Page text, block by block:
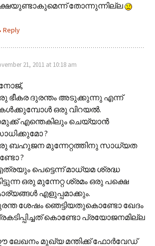
തോന്നുന്നില്ല
Reply
21, 2011 at 10:18 am
ഭീകര ദുരന്തം അടുക്കുന്നു എന്ന്
ഒരു വിറയല്‍.
എന്തെകിലും ചെയ്യാന്‍
?
ബഹുജന മുന്നേറ്റത്തിനു സാധ്യത
?
പെട്ടെന്ന് മാധ്യമ ശ്രദ്ധ
ഒരു മുന്നേറ്റ ശ്രമം ഒരു പക്ഷെ
എളുപ്പമാക്കും.
ശേഷം ഞെട്ടിയതുകൊണ്ടോ ഖേദം
കൊണ്ടോ പ്രയോജനമില്ല
ലേഖനം മുഖ്യ മന്തിക്ക് ഫോര്‍വേഡ്